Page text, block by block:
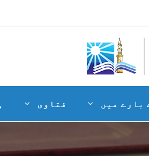
بارے میں فتاوی